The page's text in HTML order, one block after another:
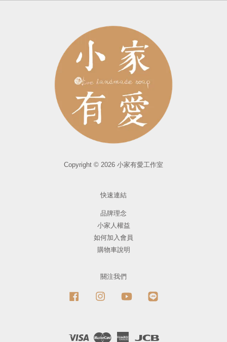
Copyright © 2026 小家有愛工作室
快速連結
品牌理念
小家人權益
如何加入會員
購物車說明
關注我們
Facebook Instagram YouTube
Visa Master American